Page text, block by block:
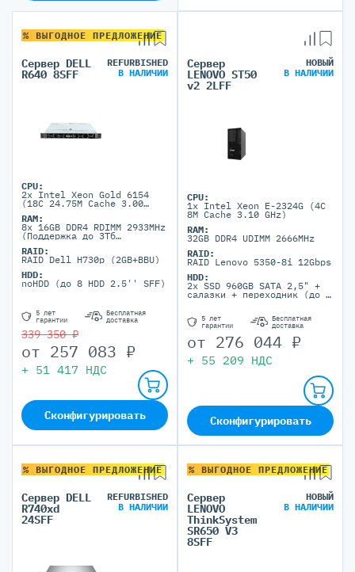
% ВЫГОДНОЕ ПРЕДЛОЖЕНИЕ
Сервер DELL
R640 8SFF
REFURBISHED
В НАЛИЧИИ
CPU:
2x Intel Xeon Gold 6154
(18C 24.75M Cache 3.00
RAM:
8x 16GB DDR4 RDIMM 2933MHz
(Поддержка до 3Тб
портов)
RAID:
RAID Dell H730p (2GB+BBU)
HDD:
noHDD (до 8 HDD 2.5'' SFF)
5 лет
гарантии
Бесплатная
доставка
339 350 ₽
от 257 083 ₽
+ 51 417 НДС
Сконфигурировать
Сервер
LENOVO ST50
v2 2LFF
НОВЫЙ
В НАЛИЧИИ
CPU:
1x Intel Xeon E-2324G (4C
8M Cache 3.10 GHz)
RAM:
32GB DDR4 UDIMM 2666MHz
RAID:
RAID Lenovo 5350-8i 12Gbps
HDD:
2x SSD 960GB SAТА 2,5" +
салазки + переходник (до 2
5 лет
гарантии
Бесплатная
доставка
от 276 044 ₽
+ 55 209 НДС
Сконфигурировать
% ВЫГОДНОЕ ПРЕДЛОЖЕНИЕ
Сервер DELL
R740xd
24SFF
REFURBISHED
В НАЛИЧИИ
% ВЫГОДНОЕ ПРЕДЛОЖЕНИЕ
Сервер
LENOVO
ThinkSystem
SR650 V3
8SFF
НОВЫЙ
В НАЛИЧИИ